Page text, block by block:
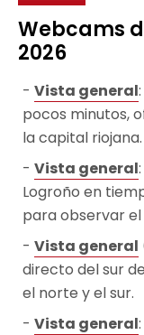
Webcams
2026
Vista general
pocos minutos,
la capital riojana.
Vista general
Logroño en
para observar
Vista general
directo del sur
el norte y el sur.
Vista general